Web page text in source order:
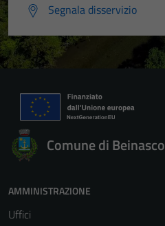
Segnala disservizio
Comune di Beinasco
AMMINISTRAZIONE
Uffici